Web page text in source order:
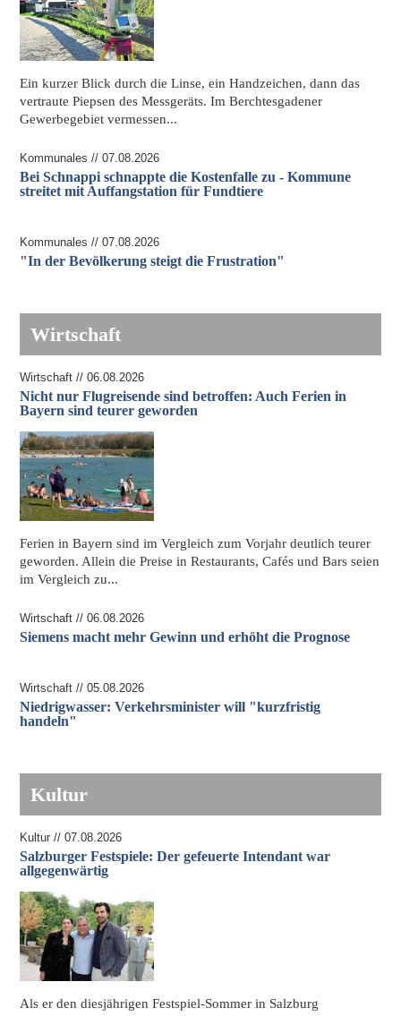
Ein kurzer Blick durch die Linse, ein Handzeichen, dann das
vertraute Piepsen des Messgeräts. Im Berchtesgadener
Gewerbegebiet vermessen...
Kommunales // 07.08.2026
Bei Schnappi schnappte die Kostenfalle zu - Kommune
streitet mit Auffangstation für Fundtiere
Kommunales // 07.08.2026
"In der Bevölkerung steigt die Frustration"
Wirtschaft
Wirtschaft // 06.08.2026
Nicht nur Flugreisende sind betroffen: Auch Ferien in
Bayern sind teurer geworden
Ferien in Bayernsind im Vergleich zum Vorjahr deutlich teurer
geworden. Allein die Preise in Restaurants, Cafés und Bars seien
im Vergleich zu...
Wirtschaft // 06.08.2026
Siemens macht mehr Gewinn und erhöht die Prognose
Wirtschaft // 05.08.2026
Niedrigwasser: Verkehrsminister will "kurzfristig
handeln"
Kultur
Kultur // 07.08.2026
Salzburger Festspiele: Der gefeuerte Intendant war
allgegenwärtig
Als er den diesjährigen Festspiel-Sommer in Salzburg